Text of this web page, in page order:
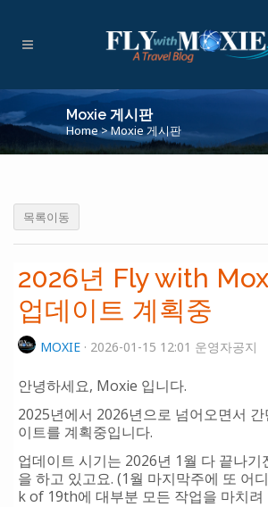
Moxie 게시판
Home>Moxie 게시판
목록이동
2026년 Fly with
업데이트 계획중
MOXIE · 2026-01-15 12:01 운영자공지
안녕하세요, Moxie 입니다.
2025년에서 2026년으로 넘어오면서
이트를 계획중입니다.
업데이트 시기는 2026년 1월 다 끝나기
을 하고 있고요. (1월 마지막주에 또 어
k of 19th에 대부분 모든 작업을 마치려